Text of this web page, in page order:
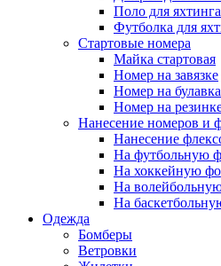
Поло для яхтинга
Футболка для
Стартовые номера
Майка стартовая
Номер на завязке
Номер на
Номер на
Нанесение номеров и
Нанесение
На футбольную
На хоккейную
На
На
Одежда
Бомберы
Ветровки